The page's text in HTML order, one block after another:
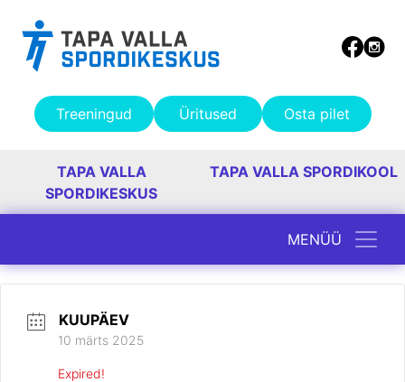
Treeningud Üritused Osta pilet
TAPA VALLA
SPORDIKESKUS
TAPA VALLA SPORDIKOOL
Peamine navigatsioon
MENÜÜ
KUUPÄEV
10 märts 2025
Expired!